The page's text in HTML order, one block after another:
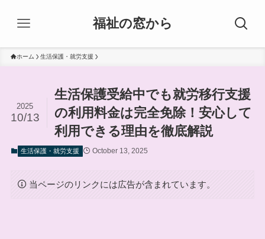
福祉の窓から
ホーム 生活保護・就労支援
生活保護受給中でも就労移行支援
の利用料金は完全免除！安心して
利用できる理由を徹底解説
2025
10/13
生活保護・就労支援 October 13, 2025
当ページのリンクには広告が含まれています。